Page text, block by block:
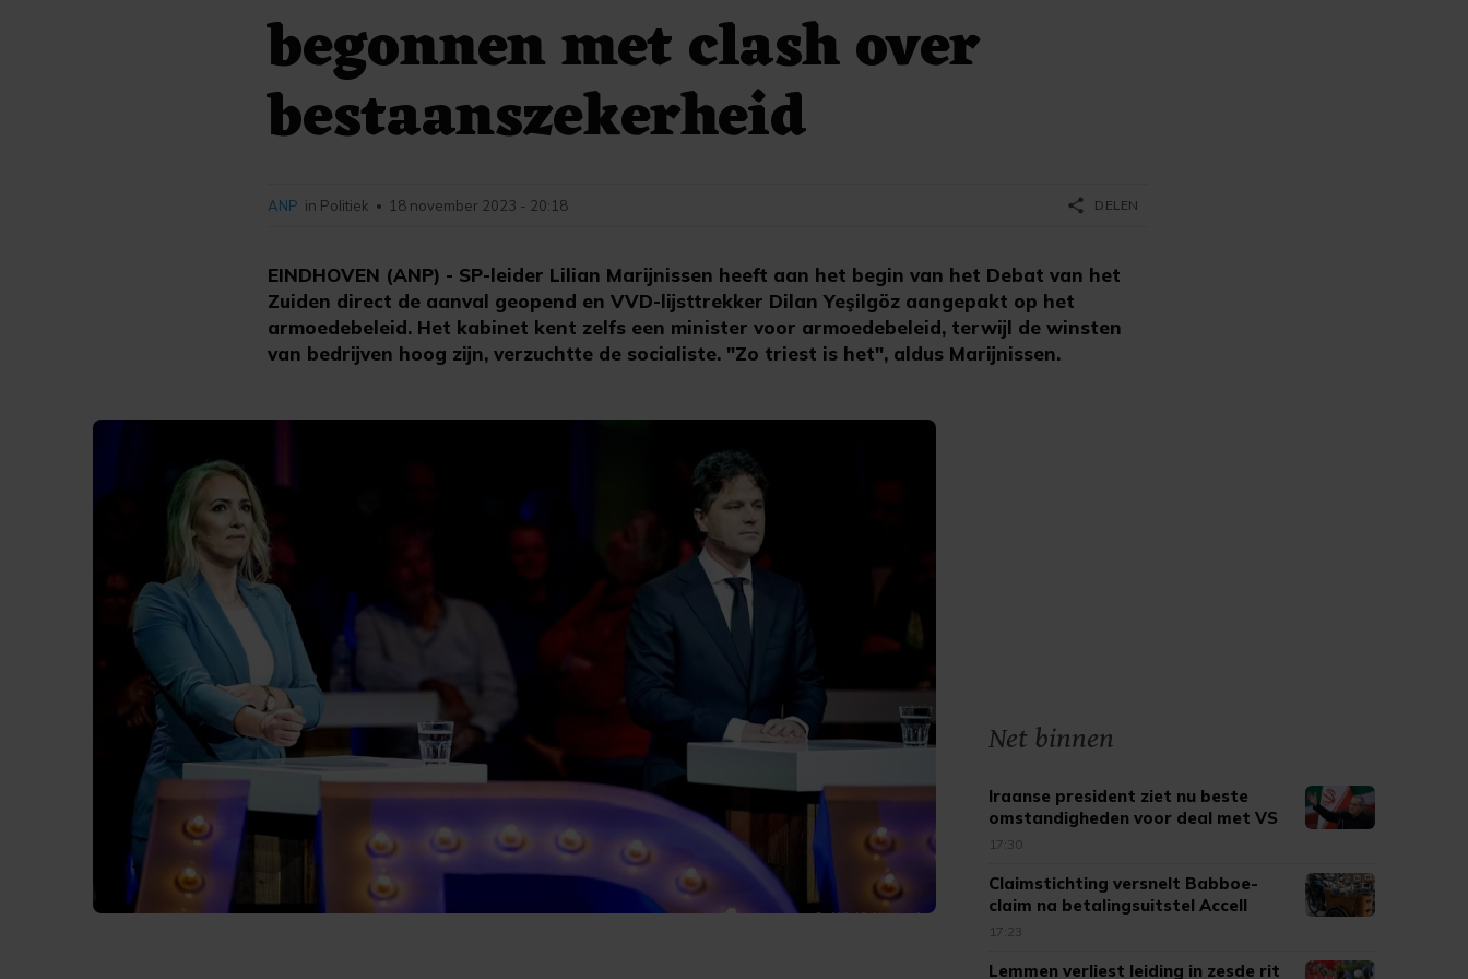
begonnen met clash over
bestaanszekerheid
EINDHOVEN (ANP) - SP-leider Lilian Marijnissen heeft aan het begin van het Debat van het
Zuiden direct de aanval geopend en VVD-lijsttrekker Dilan Yeşilgöz aangepakt op het
armoedebeleid. Het kabinet kent zelfs een minister voor armoedebeleid, terwijl de winsten
van bedrijven hoog zijn, verzuchtte de socialiste. "Zo triest is het", aldus Marijnissen.
ANP in Politiek • 18 november 2023 - 20:18 share DELEN
Net binnen
Iraanse president ziet nu beste
omstandigheden voor deal met VS
17:30
Claimstichting versnelt Babboe-
claim na betalingsuitstel Accell
17:23
Lemmen verliest leiding in zesde rit